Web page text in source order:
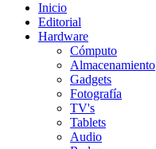
Inicio
Editorial
Hardware
Cómputo
Almacenamiento
Gadgets
Fotografía
TV's
Tablets
Audio